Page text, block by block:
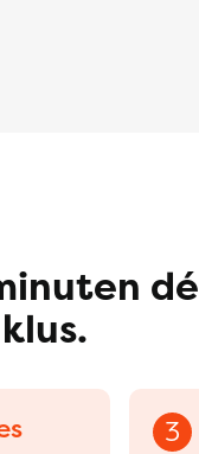
dé
3